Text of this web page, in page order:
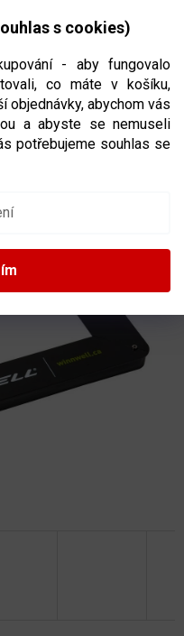
s cookies)
- aby fungovalo
co máte v košíku,
abychom vás
a abyste se nemuseli
potřebujeme souhlas se
NÁKUPNÍ
WINNWELL PRO